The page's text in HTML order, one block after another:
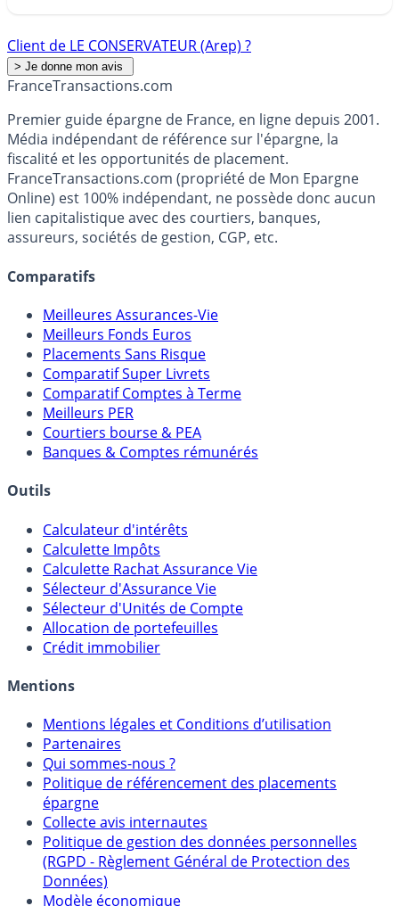
Client de LE CONSERVATEUR (Arep) ?
FranceTransactions.com
Premier guide épargne de France, en ligne depuis 2001.
Média indépendant de référence sur l'épargne, la
fiscalité et les opportunités de placement.
FranceTransactions.com (propriété de Mon Epargne
Online) est 100% indépendant, ne possède donc aucun
lien capitalistique avec des courtiers, banques,
assureurs, sociétés de gestion, CGP, etc.
Comparatifs
Meilleures Assurances-Vie
Meilleurs Fonds Euros
Placements Sans Risque
Comparatif Super Livrets
Comparatif Comptes à Terme
Meilleurs PER
Courtiers bourse & PEA
Banques & Comptes rémunérés
Outils
Calculateur d'intérêts
Calculette Impôts
Calculette Rachat Assurance Vie
Sélecteur d'Assurance Vie
Sélecteur d'Unités de Compte
Allocation de portefeuilles
Crédit immobilier
Mentions
Mentions légales et Conditions d’utilisation
Partenaires
Qui sommes-nous ?
Politique de référencement des placements
épargne
Collecte avis internautes
Politique de gestion des données personnelles
(RGPD - Règlement Général de Protection des
Données)
Modèle économique